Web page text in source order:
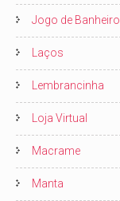
Jogo de Banheiro
Laços
Lembrancinha
Loja Virtual
Macrame
Manta